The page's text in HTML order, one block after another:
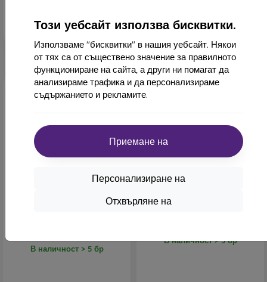
Този уебсайт използва бисквитки.
Използваме "бисквитки" в нашия уебсайт. Някои
от тях са от съществено значение за правилното
функциониране на сайта, а други ни помагат да
анализираме трафика и да персонализираме
съдържанието и рекламите.
Приемане на
Персонализиране на
Отхвърляне на
Ново
прозрачен калъф за Galaxy
В наличност > 5 бр
калъф за Galaxy Tab A11+
В наличност > 5 бр